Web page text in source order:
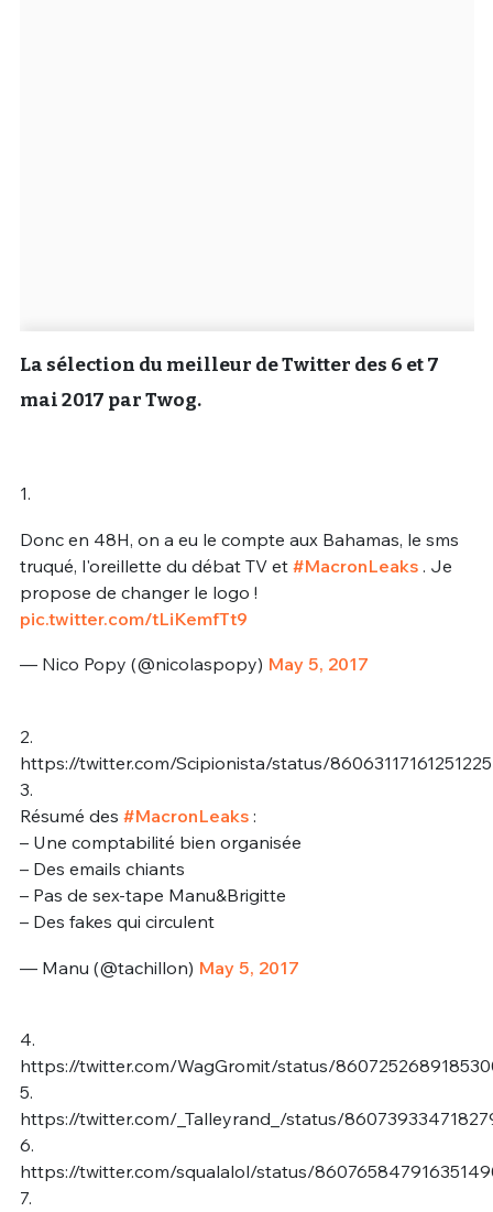
La sélection du meilleur de Twitter des 6 et 7
mai 2017 par Twog.
1.
Donc en 48H, on a eu le compte aux Bahamas, le sms
truqué, l'oreillette du débat TV et #MacronLeaks. Je
propose de changer le logo !
pic.twitter.com/tLiKemfTt9
— Nico Popy (@nicolaspopy) May 5, 2017
2.
https://twitter.com/Scipionista/status/
3.
Résumé des #MacronLeaks:
– Une comptabilité bien organisée
– Des emails chiants
– Pas de sex-tape Manu&Brigitte
– Des fakes qui circulent
— Manu (@tachillon) May 5, 2017
4.
https://twitter.com/WagGromit/status/
5.
https://twitter.com/_Talleyrand_/status/
6.
https://twitter.com/squalalol/status/
7.